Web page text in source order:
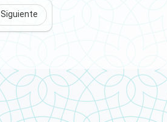
Siguiente